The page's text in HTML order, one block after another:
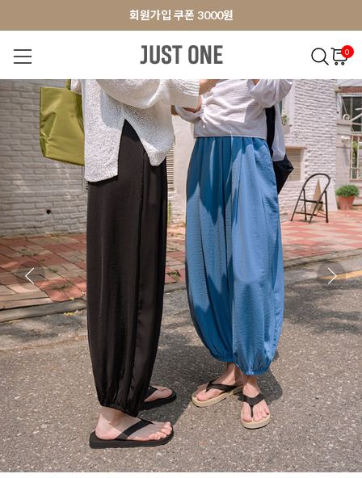
앱 다운로드 10% 할인쿠폰
회원가입 쿠폰 3000원
앱 다운로드 10% 할인쿠폰
0
NEW 7% BEST 오늘출발 MADE . J 상의 팬츠 아